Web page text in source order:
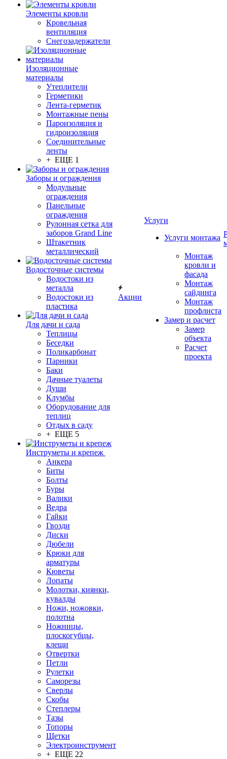
Элементы кровли
Кровельная
вентиляция
Снегозадержатели
Изоляционные
материалы
Утеплители
Герметики
Лента-герметик
Монтажные пены
Пароизоляция и
гидроизоляция
Соединительные
ленты
+ ЕЩЕ 1
Заборы и ограждения
Модульные
ограждения
Панельные
ограждения
Рулонная сетка для
заборов Grand Line
Штакетник
металлический
Водосточные системы
Водостоки из
металла
Водостоки из
пластика
Для дачи и сада
Теплицы
Беседки
Поликарбонат
Парники
Баки
Дачные туалеты
Души
Клумбы
Оборудование для
теплиц
Отдых в саду
+ ЕЩЕ 5
Инструметы и крепеж
Анкера
Биты
Болты
Буры
Валики
Ведра
Гайки
Гвозди
Диски
Дюбели
Крюки для
арматуры
Кюветы
Лопаты
Молотки, киянки,
кувалды
Ножи, ножовки,
полотна
Ножницы,
плоскогубцы,
клещи
Отвертки
Петли
Рулетки
Саморезы
Сверлы
Скобы
Степлеры
Тазы
Топоры
Щетки
Электроинструмент
+ ЕЩЕ 22
Акции
Услуги
Услуги монтажа
Монтаж
кровли и
фасада
Монтаж
сайдинга
Монтаж
профлиста
Замер и расчет
Замер
объекта
Расчет
проекта